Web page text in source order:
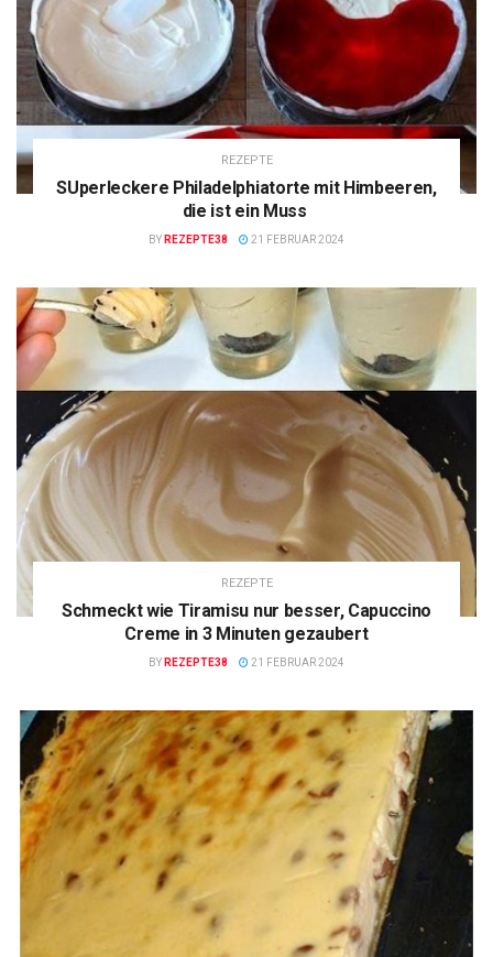
REZEPTE
SUperleckere Philadelphiatorte mit Himbeeren,
die ist ein Muss
BY REZEPTE38 21 FEBRUAR 2024
REZEPTE
Schmeckt wie Tiramisu nur besser, Capuccino
Creme in 3 Minuten gezaubert
BY REZEPTE38 21 FEBRUAR 2024